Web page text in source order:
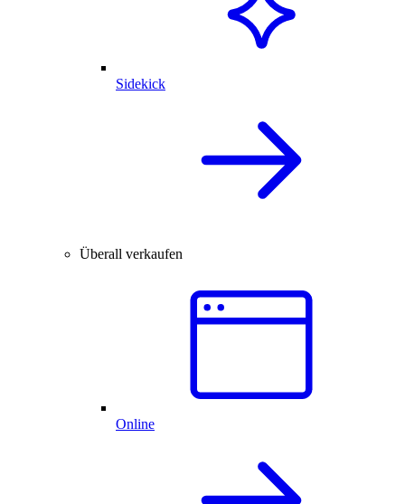
Sidekick
Überall verkaufen
Online